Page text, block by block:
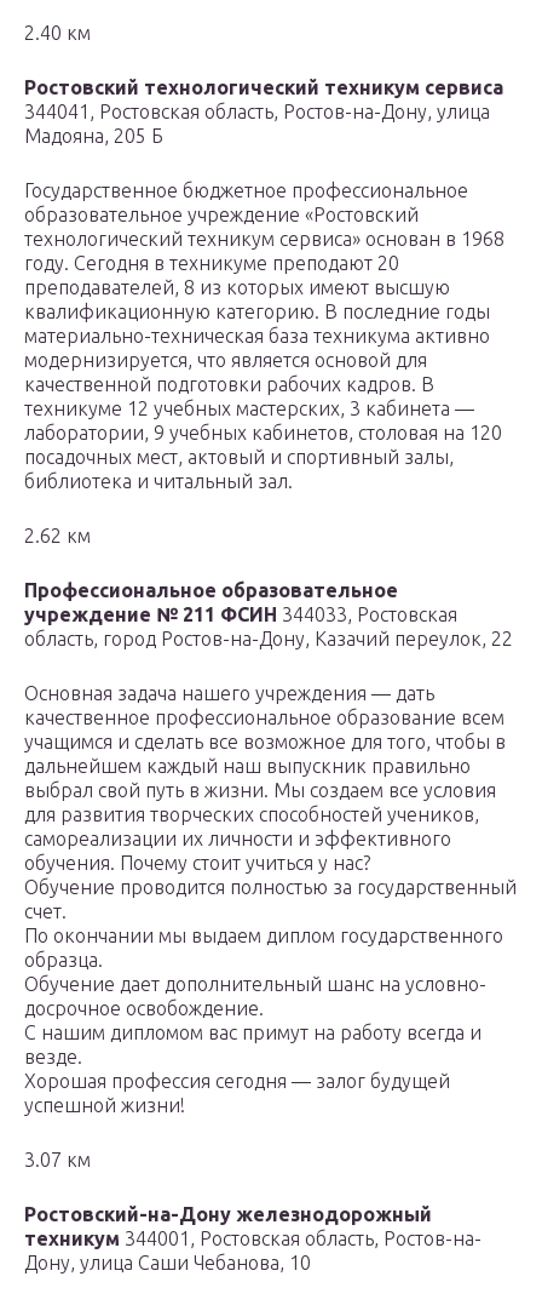
2.40 км
Ростовский технологический техникум сервиса
344041, Ростовская область, Ростов-на-Дону, улица
Мадояна, 205 Б
Государственное бюджетное профессиональное
образовательное учреждение «Ростовский
технологический техникум сервиса» основан в 1968
году. Сегодня в техникуме преподают 20
преподавателей, 8 из которых имеют высшую
квалификационную категорию. В последние годы
материально-техническая база техникума активно
модернизируется, что является основой для
качественной подготовки рабочих кадров. В
техникуме 12 учебных мастерских, 3 кабинета —
лаборатории, 9 учебных кабинетов, столовая на 120
посадочных мест, актовый и спортивный залы,
библиотека и читальный зал.
2.62 км
Профессиональное образовательное
учреждение № 211 ФСИН 344033, Ростовская
область, город Ростов-на-Дону, Казачий переулок, 22
Основная задача нашего учреждения — дать
качественное профессиональное образование всем
учащимся и сделать все возможное для того, чтобы в
дальнейшем каждый наш выпускник правильно
выбрал свой путь в жизни. Мы создаем все условия
для развития творческих способностей учеников,
самореализации их личности и эффективного
обучения. Почему стоит учиться у нас?
Обучение проводится полностью за государственный
счет.
По окончании мы выдаем диплом государственного
образца.
Обучение дает дополнительный шанс на условно-
досрочное освобождение.
С нашим дипломом вас примут на работу всегда и
везде.
Хорошая профессия сегодня — залог будущей
успешной жизни!
3.07 км
Ростовский-на-Дону железнодорожный
техникум 344001, Ростовская область, Ростов-на-
Дону, улица Саши Чебанова, 10